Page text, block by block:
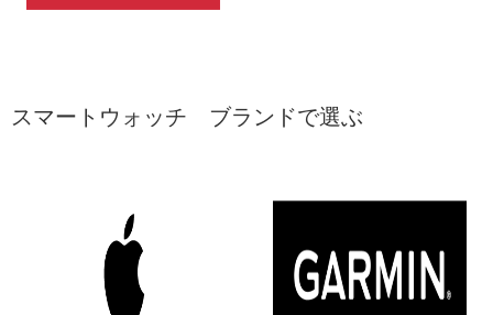
スマートウォッチ ブランドで選ぶ